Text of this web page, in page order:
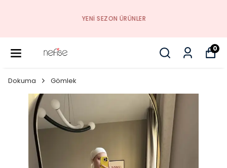
YENI SEZON ÜRÜNLER
0
Dokuma Gömlek